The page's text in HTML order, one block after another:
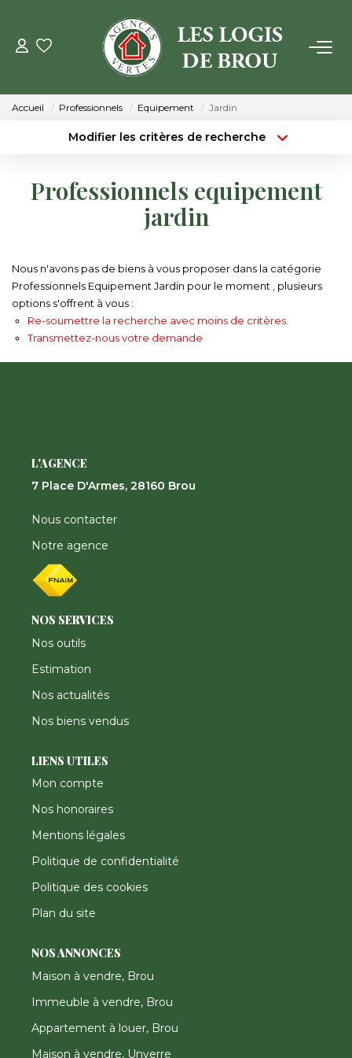
ESTIMATION
NOTRE AGENCE
Qui Sommes Nous
Notre Équipe
Accueil Professionnels Equipement Jardin
Modifier les critères de recherche
Sélectionnez...
Type de bien
Surface min
Créer une alerte
Professionnels equipement
jardin
Nous n'avons pas de biens à vous proposer dans la catégorie
Professionnels Equipement Jardin pour le moment , plusieurs
options s'offrent à vous :
Re-soumettre la recherche avec moins de critères.
Transmettez-nous votre demande
L'AGENCE
7 Place D'Armes, 28160 Brou
Nous contacter
Notre agence
NOS SERVICES
Nos outils
Estimation
Nos actualités
Nos biens vendus
LIENS UTILES
Mon compte
Nos honoraires
Mentions légales
Politique de confidentialité
Politique des cookies
Plan du site
NOS ANNONCES
Maison à vendre, Brou
Immeuble à vendre, Brou
Appartement à louer, Brou
Maison à vendre, Unverre